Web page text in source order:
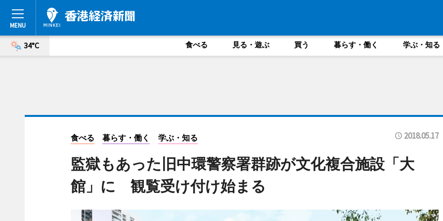
34°C 食べる 見る・遊ぶ 買う 暮らす・働く 学ぶ・知る
食べる 暮らす・働く 学ぶ・知る 2018.05.17
監獄もあった旧中環警察署群跡が文化複合施設「大
館」に 観覧受け付け始まる